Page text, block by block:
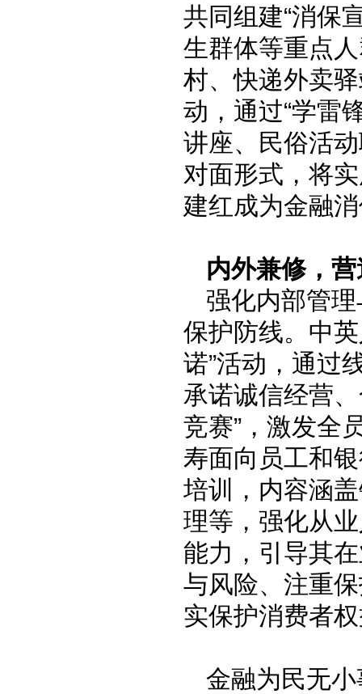
共同组建“消保
生群体等重点
村、快递外卖
动，通过“学雷
讲座、民俗活
对面形式，将
建红成为金融
内外兼修，营
强化内部管
保护防线。中
诺”活动，通过
承诺诚信经营
竞赛”，激发全
寿面向员工和
培训，内容涵
理等，强化从
能力，引导其
与风险、注重
实保护消费者
金融为民无